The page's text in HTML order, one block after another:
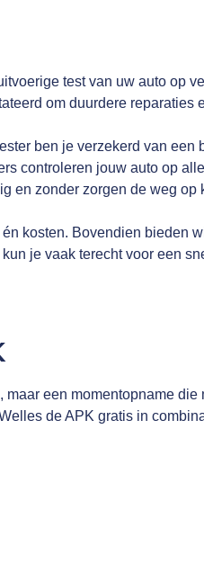
test van uw auto op
om duurdere reparaties
ben je verzekerd van een
controleren jouw auto op
en zonder zorgen de weg op
kosten. Bovendien bieden
je vaak terecht voor een
een momentopname die
de APK gratis in